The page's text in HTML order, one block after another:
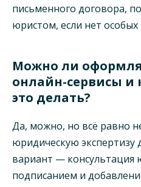
письменного договора,
юристом, если нет
Можно ли
онлайн-сервисы и
это делать?
Да, можно, но всё равно
юридическую экспертизу
вариант — консультация
подписанием и